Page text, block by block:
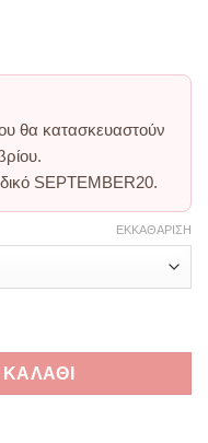
θα κατασκευαστούν
.
SEPTEMBER20.
ΕΚΚΑΘΆΡΙΣΗ